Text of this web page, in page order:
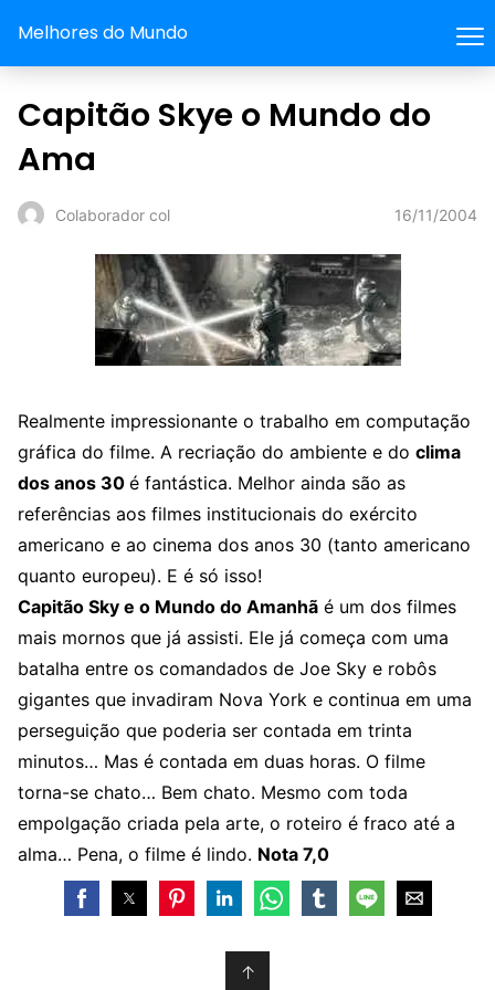
Melhores do Mundo
Capitão Skye o Mundo do
Ama
Colaborador col 16/11/2004
Realmente impressionante o trabalho em computação
gráfica do filme. A recriação do ambiente e do clima
dos anos 30 é fantástica. Melhor ainda são as
referências aos filmes institucionais do exército
americano e ao cinema dos anos 30 (tanto americano
quanto europeu). E é só isso!
Capitão Sky e o Mundo do Amanhã é um dos filmes
mais mornos que já assisti. Ele já começa com uma
batalha entre os comandados de Joe Sky e robôs
gigantes que invadiram Nova York e continua em uma
perseguição que poderia ser contada em trinta
minutos… Mas é contada em duas horas. O filme
torna-se chato… Bem chato. Mesmo com toda
empolgação criada pela arte, o roteiro é fraco até a
alma… Pena, o filme é lindo. Nota 7,0
↑